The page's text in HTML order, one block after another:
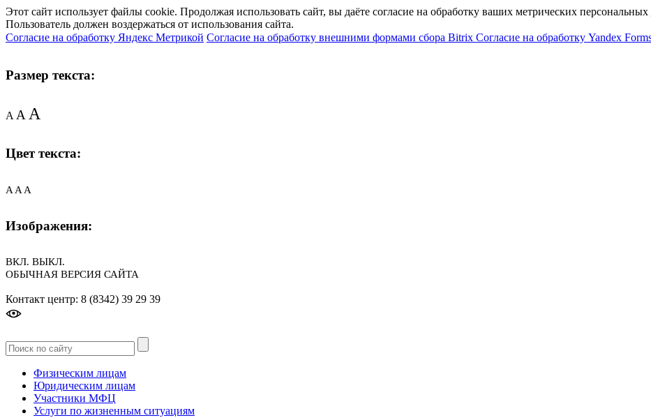
Этот сайт использует файлы cookie. Продолжая использовать сайт, вы даёте согласие на обработку ваших метрических
Пользователь должен воздержаться от использования сайта.
Согласие на обработку Яндекс Метрикой Согласие на обработку внешними формами сбора Bitrix Согласие на обработку Yandex
Размер текста:
AAA
Цвет текста:
A A A
Изображения:
ВКЛ. ВЫКЛ.
ОБЫЧНАЯ ВЕРСИЯ САЙТА
Контакт центр: 8 (8342) 39 29 39
Физическим лицам
Юридическим лицам
Участники МФЦ
Услуги по жизненным ситуациям